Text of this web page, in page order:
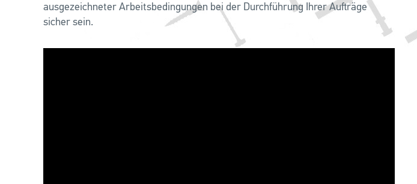
ausgezeichneter Arbeitsbedingungen bei der Durchführung Ihrer Aufträge
sicher sein.